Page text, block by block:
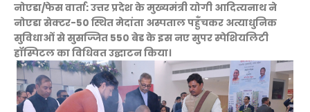
नोएडा/फेस वार्ता: उत्तर प्रदेश के मुख्यमंत्री योगी आदित्यनाथ ने
नोएडा सेक्टर-50 स्थित मेदांता अस्पताल पहुँचकर अत्याधुनिक
सुविधाओं से सुसज्जित 550 बेड के इस नए सुपर स्पेशियलिटी
हॉस्पिटल का विधिवत उद्घाटन किया।